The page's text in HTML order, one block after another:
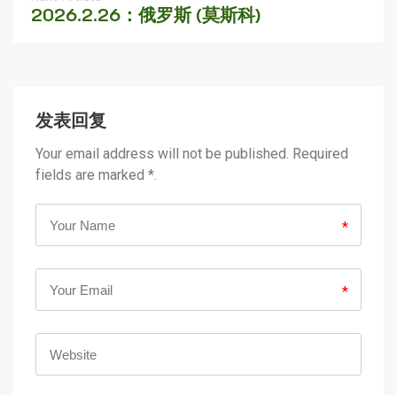
2026.2.26：俄罗斯 (莫斯科)
发表回复
Your email address will not be published. Required
fields are marked *.
*
*